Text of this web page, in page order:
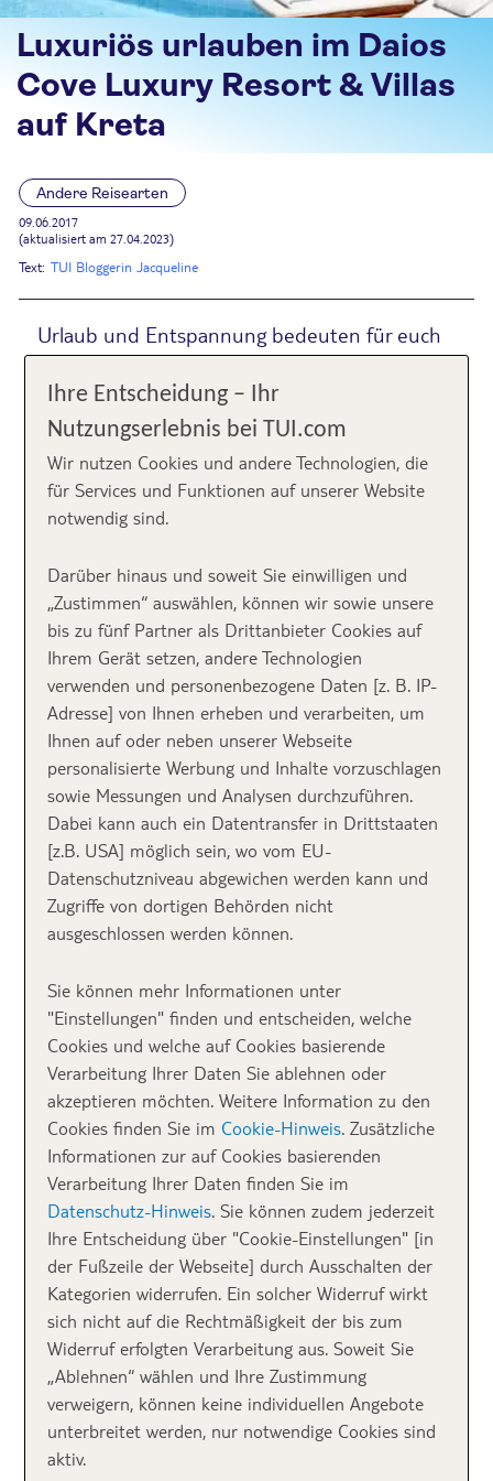
Luxuriös urlauben im Daios
Cove Luxury Resort & Villas
auf Kreta
Andere Reisearten
09.06.2017
(aktualisiert am 27.04.2023)
Text: TUI Bloggerin Jacqueline
Urlaub und Entspannung bedeuten für euch
wunschlos glücklich zu sein und am Morgen
den Meerblick bei einer Tasse Kaffee zu
genießen? Für all diejenigen, die diese
Ansprüche haben, hat TUI Bloggerin
Jacqueline heute einen absoluten
Daios Cove Luxury Resort & Villas. Und sie
muss es wissen, denn sie war vor kurzem erst
für 1 Woche da.
Welcome to Paradise
In einer ruhig gelegenen Privatbucht
befindet sich
das Traumresort in der Nähe von Agios Nikolaos, im
Nordosten der Insel Kreta. Schon die Ankunft
erinnert an Szenen aus einem Film: Lächelnde
Mitarbeiter warten am Eingang des Hotels, nehmen
uns im Sonnenschein in Empfang und führen uns
nach einer kleinen Erfrischung auf den Steg.
Willkommen im Luxusparadies! Das ist der perfekte
Ort, um den ersten Blick über das Resort in vollen
Zügen genießen zu können. Das glitzernde Meer, der
Blick über die private Bucht, die an die Natur
angepassten kleinen Gebäude und Villen – ein Traum!
Ihre Entscheidung – Ihr
Nutzungserlebnis bei TUI.com
Wir nutzen Cookies und andere Technologien, die
für Services und Funktionen auf unserer Website
notwendig sind.
Darüber hinaus und soweit Sie einwilligen und
„Zustimmen“ auswählen, können wir sowie unsere
bis zu fünf Partner als Drittanbieter Cookies auf
Ihrem Gerät setzen, andere Technologien
verwenden und personenbezogene Daten [z. B. IP-
Adresse] von Ihnen erheben und verarbeiten, um
Ihnen auf oder neben unserer Webseite
personalisierte Werbung und Inhalte vorzuschlagen
sowie Messungen und Analysen durchzuführen.
Dabei kann auch ein Datentransfer in Drittstaaten
[z.B. USA] möglich sein, wo vom EU-
Datenschutzniveau abgewichen werden kann und
Zugriffe von dortigen Behörden nicht
ausgeschlossen werden können.
Sie können mehr Informationen unter
"Einstellungen" finden und entscheiden, welche
Cookies und welche auf Cookies basierende
Verarbeitung Ihrer Daten Sie ablehnen oder
akzeptieren möchten. Weitere Information zu den
Cookies finden Sie im Cookie-Hinweis. Zusätzliche
Informationen zur auf Cookies basierenden
Verarbeitung Ihrer Daten finden Sie im
Datenschutz-Hinweis. Sie können zudem jederzeit
Ihre Entscheidung über "Cookie-Einstellungen" [in
der Fußzeile der Webseite] durch Ausschalten der
Kategorien widerrufen. Ein solcher Widerruf wirkt
sich nicht auf die Rechtmäßigkeit der bis zum
Widerruf erfolgten Verarbeitung aus. Soweit Sie
„Ablehnen“ wählen und Ihre Zustimmung
verweigern, können keine individuellen Angebote
unterbreitet werden, nur notwendige Cookies sind
aktiv.